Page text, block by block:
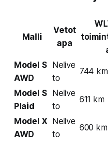
Malli
Vetot
apa
Model S
AWD
Nelive
to
744 km
Model S
Plaid
Nelive
to
611 km
Model X
AWD
Nelive
to
600 km